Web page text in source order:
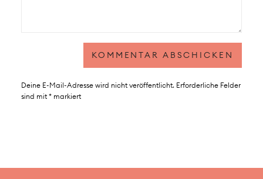
Deine E-Mail-Adresse wird nicht veröffentlicht. Erforderliche Felder
sind mit *markiert